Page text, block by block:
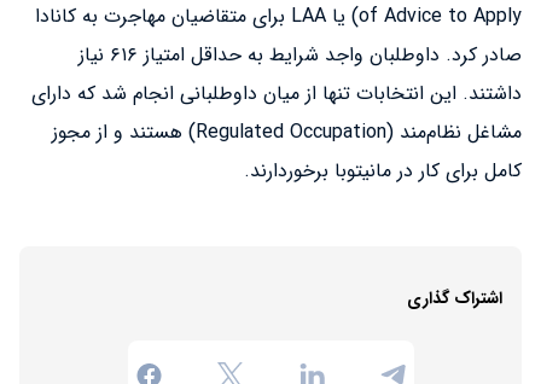
of Advice to Apply) یا LAA برای متقاضیان مهاجرت به کانادا
صادر کرد. داوطلبان واجد شرایط به حداقل امتیاز ۶۱۶ نیاز
داشتند. این انتخابات تنها از میان داوطلبانی انجام شد که دارای
مشاغل نظام‌مند (Regulated Occupation) هستند و از مجوز
کامل برای کار در مانیتوبا برخوردارند.
اشتراک گذاری